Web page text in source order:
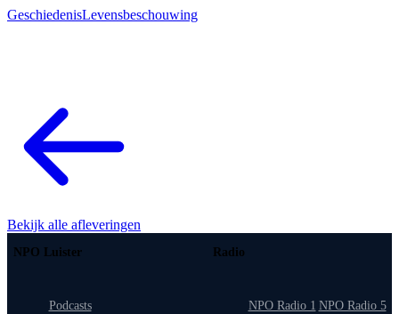
GeschiedenisLevensbeschouwing
Bekijk alle afleveringen
NPO Luister
Podcasts
Radio
NPO Radio 1 NPO Radio 5